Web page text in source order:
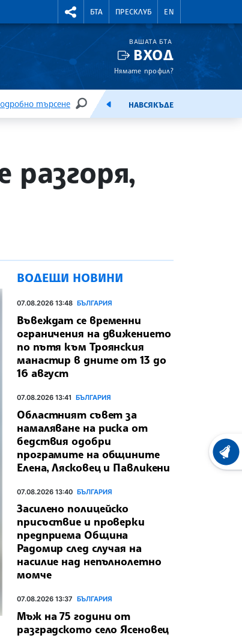
RIGHTMENU.SOCIAL
БТА ПРЕСКЛУБ EN
ВАШАТА БТА
ВХОД
Нямате профил?
търсене
ТЪРСЕНЕЕМИСИЯНАВСЯКЪДЕ
ВОДЕЩИ НОВИНИ
07.08.2026 13:48 БЪЛГАРИЯ
Въвеждат се временни
ограничения на движението
по пътя към Троянския
манастир в дните от 13 до
16 август
07.08.2026 13:41 БЪЛГАРИЯ
Областният съвет за
намаляване на риска от
бедствия одобри
програмите на общините
Елена, Лясковец и Павликени
07.08.2026 13:40 БЪЛГАРИЯ
Засилено полицейско
присъствие и проверки
предприема Община
Радомир след случая на
насилие над непълнолетно
момче
07.08.2026 13:37 БЪЛГАРИЯ
Мъж на 75 години от
разградското село Ясеновец